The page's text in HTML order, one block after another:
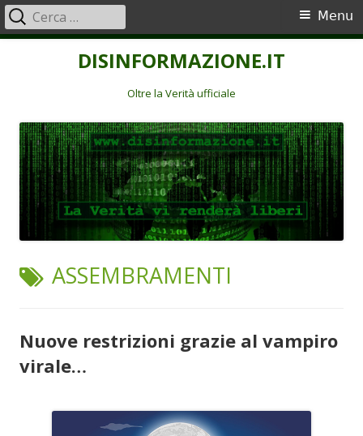
DISINFORMAZIONE.IT
Oltre la Verità ufficiale
Menu
principale
Menu
Ricerca
per:
TAG:
ASSEMBRAMENTI
Nuove restrizioni grazie al vampiro
virale…